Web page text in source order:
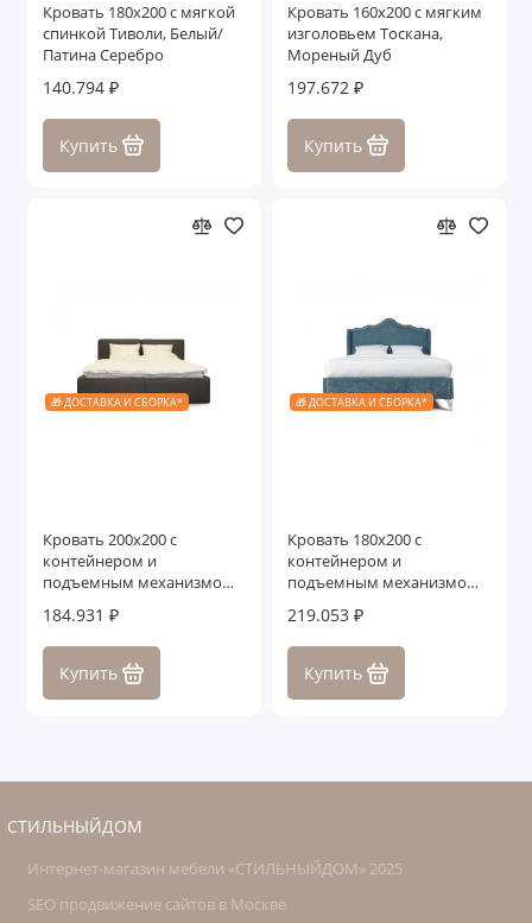
Кровать 180x200 с мягкой
спинкой Тиволи, Белый/
Патина Серебро
140.794 ₽
Купить
Кровать 160x200 с мягким
изголовьем Тоскана,
Мореный Дуб
197.672 ₽
Купить
🎁 ДОСТАВКА И СБОРКА*
Кровать 200x200 c
контейнером и
подъемным механизмом
184.931 ₽
Купить
🎁 ДОСТАВКА И СБОРКА*
Кровать 180x200 с
контейнером и
подъемным механизмом
219.053 ₽
Купить
СТИЛЬНЫЙДОМ
Интернет-магазин мебели «СТИЛЬНЫЙДОМ» 2025
SEO продвижение сайтов в Москве